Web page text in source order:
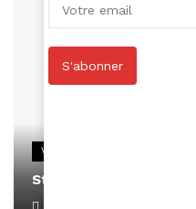
VIDEOS
Stacy passe un message
S'abonner